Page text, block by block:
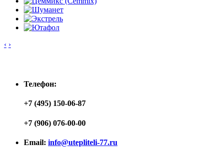
‹ ›
Телефон:
+7 (495) 150-06-87
+7 (906) 076-00-00
Email: info@utepliteli-77.ru